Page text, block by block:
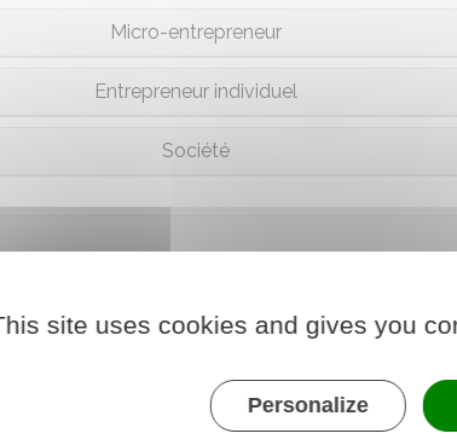
Micro-entrepreneur
Entrepreneur individuel
Société
article L123-12
R123-53
site uses cookies and gives you
Personalize